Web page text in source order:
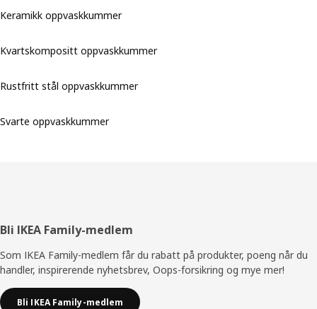
Keramikk oppvaskkummer
Kvartskompositt oppvaskkummer
Rustfritt stål oppvaskkummer
Svarte oppvaskkummer
Bunntekst
Bli IKEA Family-medlem
Som IKEA Family-medlem får du rabatt på produkter, poeng når du
handler, inspirerende nyhetsbrev, Oops-forsikring og mye mer!
Bli IKEA Family-medlem